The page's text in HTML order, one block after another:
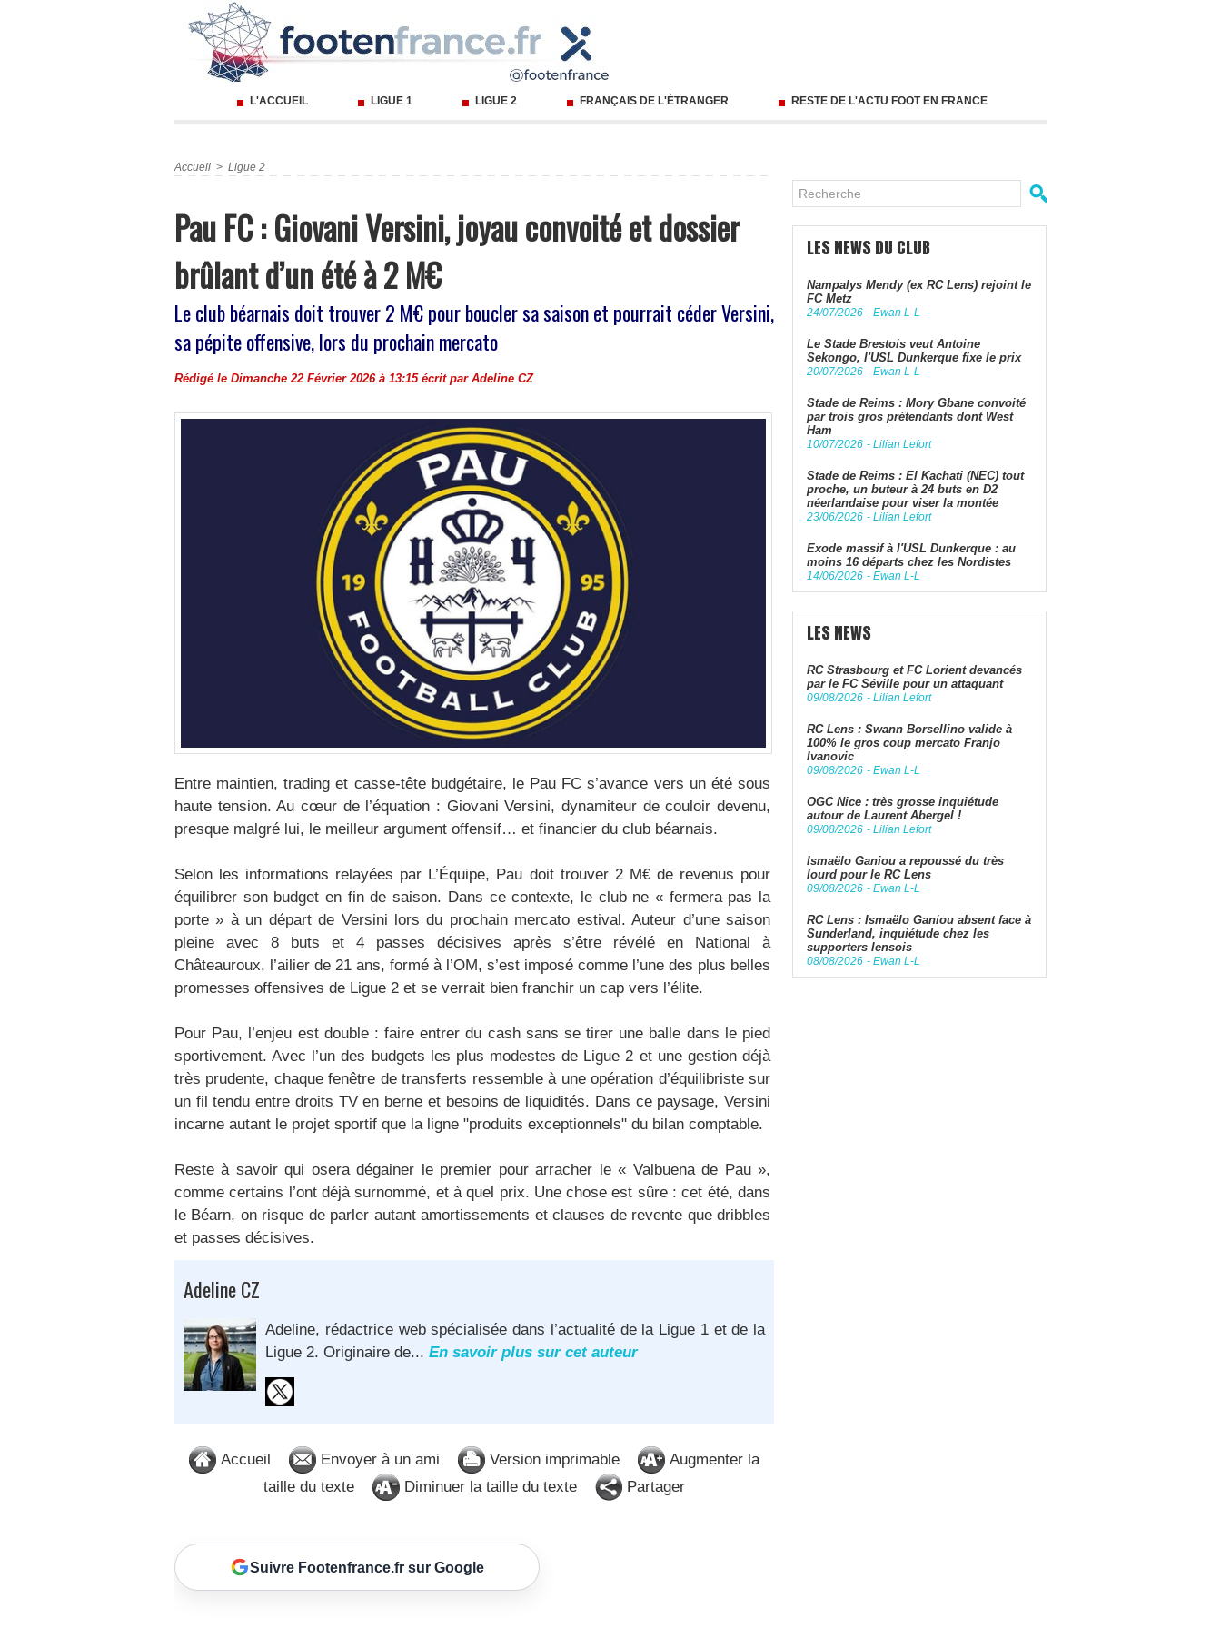
L'ACCUEIL LIGUE 1 LIGUE 2 FRANÇAIS DE L'ÉTRANGER RESTE DE L'ACTU FOOT EN FRANCE
Accueil > Ligue 2
Pau FC : Giovani Versini, joyau convoité et dossier
brûlant d’un été à 2 M€
Le club béarnais doit trouver 2 M€ pour boucler sa saison et pourrait céder Versini,
sa pépite offensive, lors du prochain mercato
Rédigé le Dimanche 22 Février 2026 à 13:15 écrit par Adeline CZ
Entre maintien, trading et casse-tête budgétaire, le Pau FC s’avance vers un été sous
haute tension. Au cœur de l’équation : Giovani Versini, dynamiteur de couloir devenu,
presque malgré lui, le meilleur argument offensif… et financier du club béarnais.
Selon les informations relayées par L’Équipe, Pau doit trouver 2 M€ de revenus pour
équilibrer son budget en fin de saison. Dans ce contexte, le club ne « fermera pas la
porte » à un départ de Versini lors du prochain mercato estival. Auteur d’une saison
pleine avec 8 buts et 4 passes décisives après s’être révélé en National à
Châteauroux, l’ailier de 21 ans, formé à l’OM, s’est imposé comme l’une des plus belles
promesses offensives de Ligue 2 et se verrait bien franchir un cap vers l’élite.
Pour Pau, l’enjeu est double : faire entrer du cash sans se tirer une balle dans le pied
sportive­ment. Avec l’un des budgets les plus modestes de Ligue 2 et une gestion déjà
très prudente, chaque fenêtre de transferts ressemble à une opération d’équilibriste sur
un fil tendu entre droits TV en berne et besoins de liquidités. Dans ce paysage, Versini
incarne autant le projet sportif que la ligne "produits exceptionnels" du bilan comptable.
Reste à savoir qui osera dégainer le premier pour arracher le « Valbuena de Pau »,
comme certains l’ont déjà surnommé, et à quel prix. Une chose est sûre : cet été, dans
le Béarn, on risque de parler autant amortissements et clauses de revente que dribbles
et passes décisives.
Adeline CZ
Adeline, rédactrice web spécialisée dans l’actualité de la Ligue 1 et de la
Ligue 2. Originaire de... En savoir plus sur cet auteur
Accueil Envoyer à un ami Version imprimable
Augmenter la
taille du texte
Diminuer la taille du texte Partager
Suivre Footenfrance.fr sur Google
LES NEWS DU CLUB
Nampalys Mendy (ex RC Lens) rejoint le
FC Metz
24/07/2026 - Ewan L-L
Le Stade Brestois veut Antoine
Sekongo, l'USL Dunkerque fixe le prix
20/07/2026 - Ewan L-L
Stade de Reims : Mory Gbane convoité
par trois gros prétendants dont West
Ham
10/07/2026 - Lilian Lefort
Stade de Reims : El Kachati (NEC) tout
proche, un buteur à 24 buts en D2
néerlandaise pour viser la montée
23/06/2026 - Lilian Lefort
Exode massif à l'USL Dunkerque : au
moins 16 départs chez les Nordistes
14/06/2026 - Ewan L-L
LES NEWS
RC Strasbourg et FC Lorient devancés
par le FC Séville pour un attaquant
09/08/2026 - Lilian Lefort
RC Lens : Swann Borsellino valide à
100% le gros coup mercato Franjo
Ivanovic
09/08/2026 - Ewan L-L
OGC Nice : très grosse inquiétude
autour de Laurent Abergel !
09/08/2026 - Lilian Lefort
Ismaëlo Ganiou a repoussé du très
lourd pour le RC Lens
09/08/2026 - Ewan L-L
RC Lens : Ismaëlo Ganiou absent face à
Sunderland, inquiétude chez les
supporters lensois
08/08/2026 - Ewan L-L